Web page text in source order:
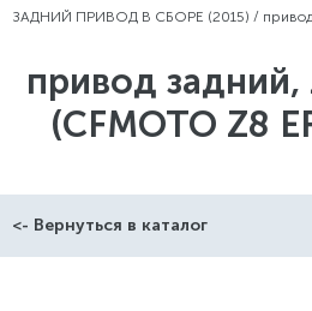
ЗАДНИЙ ПРИВОД В СБОРЕ (2015) /
привод задний,
(CFMOTO Z8
<- Вернуться в каталог